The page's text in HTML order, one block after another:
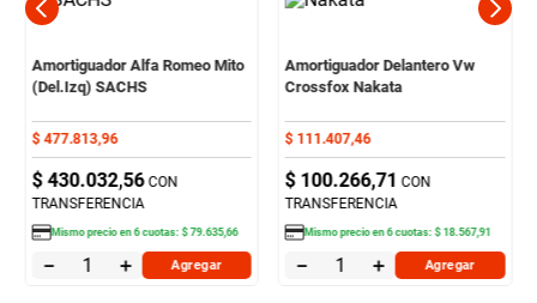
Amortiguador Alfa Romeo Mito
(Del.Izq) SACHS
$ 477.813,96
$ 430.032,56 CON
TRANSFERENCIA
Mismo precio en6cuotas:$ 79.635,66
＋
－ Agregar
Amortiguador Delantero Vw
Crossfox Nakata
$ 111 .407,46
$ 100.266,71 CON
TRANSFERENCIA
Mismo precio en6cuotas:$ 18.567,91
＋
－ Agregar